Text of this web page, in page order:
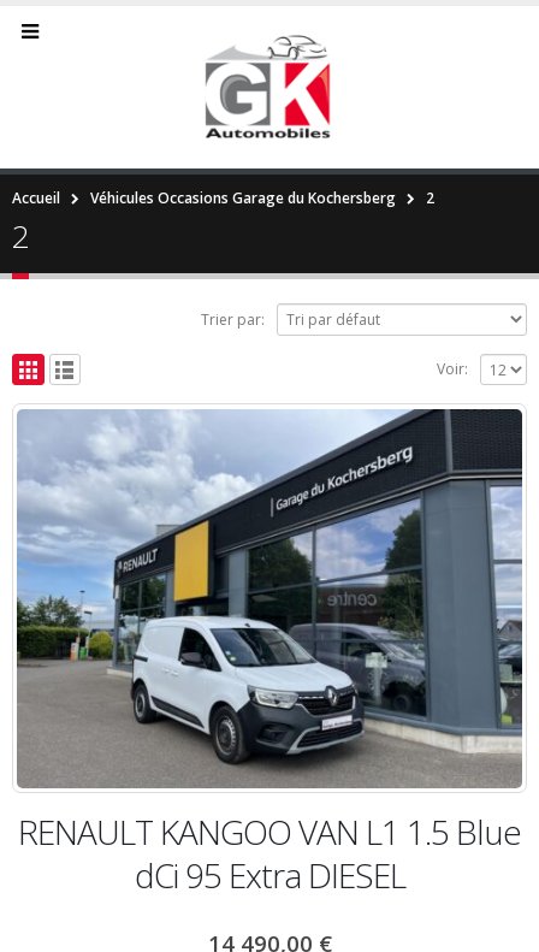
Accueil Véhicules Occasions Garage du Kochersberg 2
2
Trier par:
Voir:
RENAULT KANGOO VAN L1 1.5 Blue
dCi 95 Extra DIESEL
14 490,00 €